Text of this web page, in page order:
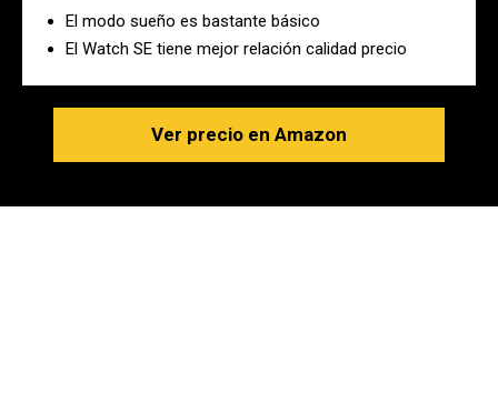
El modo sueño es bastante básico
El Watch SE tiene mejor relación calidad precio
Ver precio en Amazon